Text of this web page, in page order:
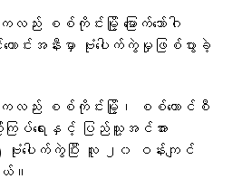
စစ်ကိုင်းမြို့ မြောက်ဘော်ဂါ
င်းအနီးမှာ ဗုံးပေါက်ကွဲမှုဖြစ်ပွားခဲ့
ည်း စစ်ကိုင်းမြို့၊ စစ်ကောင်စီ
ြပ်ရေးနှင့် ပြည်သူ့အင်အား
းပေါက်ကွဲပြီး လူ ၂၀ ဝန်းကျင်
။